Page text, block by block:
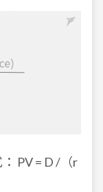
PV = D /（r